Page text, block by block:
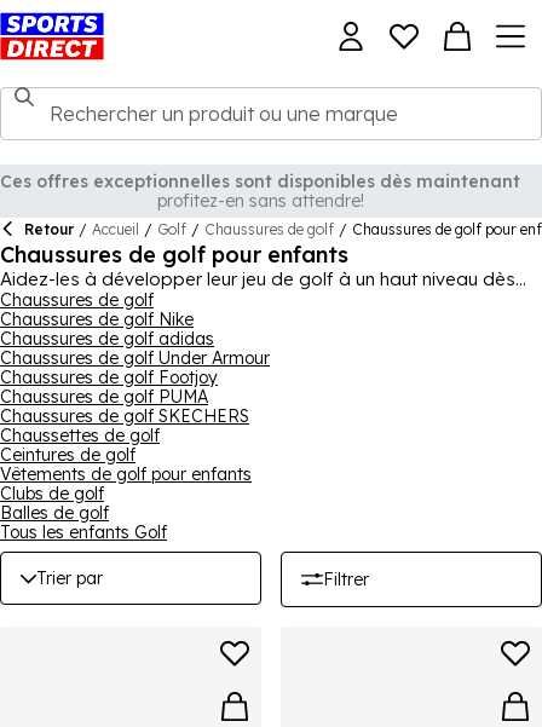
Ces offres exceptionnelles sont disponibles dès maintenant
profitez-en sans attendre!
Retour / Accueil / Golf / Chaussures de golf / Chaussures de golf pour
Chaussures de golf pour enfants
Aidez-les à développer leur jeu de golf à un haut niveau dès
leur jeune âge avec un choix parmi notre sélection de
chaussures de golf pour enfants de haute qualité, avec des
options pour les garçons et les filles. Ils peuvent ressentir les
avantages des grandes marques comme Nike, adidas et
PUMA, tout en se sentant confiants dans une paire qui
correspond à leur style personnel. Il est important d'avoir une
base solide à partir de laquelle balancer, donc une paire
appropriée de chaussures de golf junior est absolument
essentielle pour quiconque souhaite se prendre au sérieux
dans le golf. Associées à la bonne tenue de golf, ils peuvent
avoir l'air et se sentir confiants, qu'ils soient sur le parcours
pour la première fois ou qu'ils soient des professionnels
aguerris. Avec une excellente traction, un amorti et un soutien,
nos chaussures de golf pour enfants sont aussi confortables
qu'elles en ont l'air.
Chaussures de golf
Chaussures de golf Nike
Chaussures de golf adidas
Chaussures de golf Under Armour
Chaussures de golf Footjoy
Chaussures de golf PUMA
Chaussures de golf SKECHERS
Chaussettes de golf
Ceintures de golf
Vêtements de golf pour enfants
Clubs de golf
Balles de golf
Tous les enfants Golf
Trier par Filtrer